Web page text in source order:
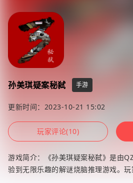
孙美琪疑案秘弑 手游
更新时间：2023-10-21 15:02
玩家评论(10)
游戏简介：《孙美琪疑案秘弑》是由
验到无限乐趣的解谜烧脑推理游戏。